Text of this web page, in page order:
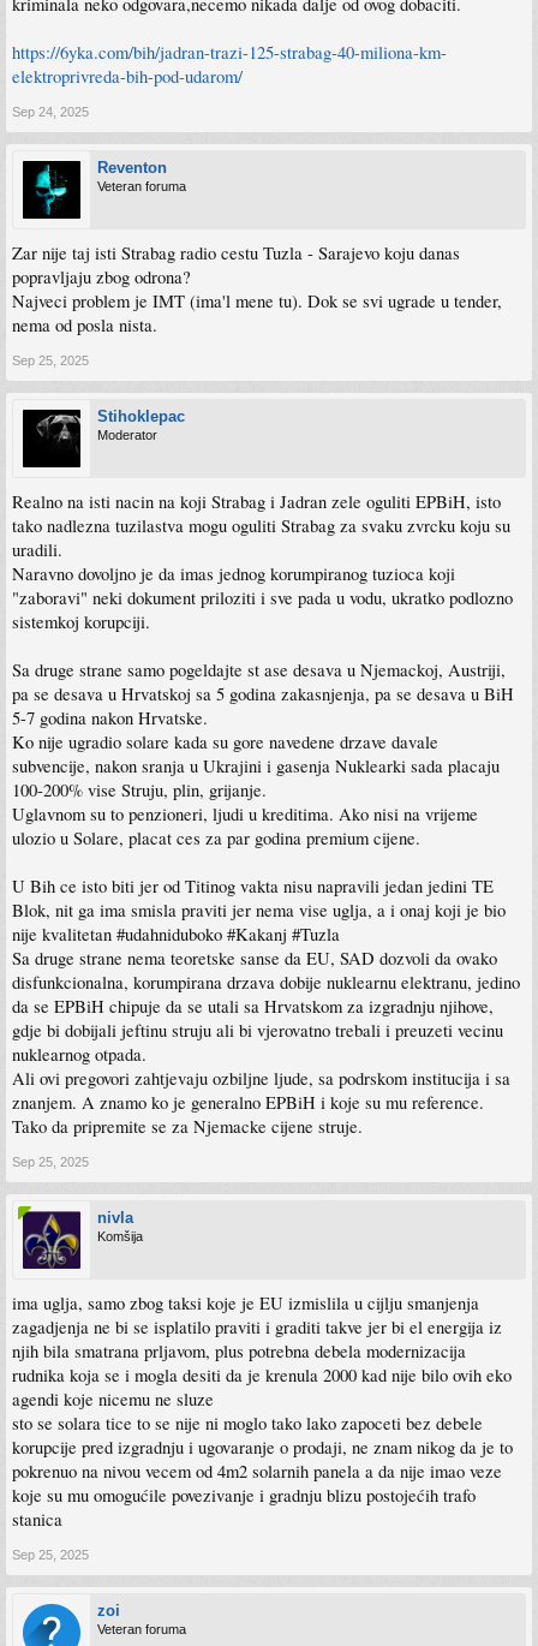
https://6yka.com/bih/jadran-trazi-125-strabag-40-miliona-km-
elektroprivreda-bih-pod-udarom/
Sep 24, 2025
Reventon
Veteran foruma
Zar nije taj isti Strabag radio cestu Tuzla - Sarajevo koju danas
popravljaju zbog odrona?
Najveci problem je IMT (ima'l mene tu). Dok se svi ugrade u tender,
nema od posla nista.
Sep 25, 2025
Stihoklepac
Moderator
Realno na isti nacin na koji Strabag i Jadran zele oguliti EPBiH, isto
tako nadlezna tuzilastva mogu oguliti Strabag za svaku zvrcku koju su
uradili.
Naravno dovoljno je da imas jednog korumpiranog tuzioca koji
"zaboravi" neki dokument priloziti i sve pada u vodu, ukratko podlozno
sistemkoj korupciji.
Sa druge strane samo pogeldajte st ase desava u Njemackoj, Austriji,
pa se desava u Hrvatskoj sa 5 godina zakasnjenja, pa se desava u BiH
5-7 godina nakon Hrvatske.
Ko nije ugradio solare kada su gore navedene drzave davale
subvencije, nakon sranja u Ukrajini i gasenja Nuklearki sada placaju
100-200% vise Struju, plin, grijanje.
Uglavnom su to penzioneri, ljudi u kreditima. Ako nisi na vrijeme
ulozio u Solare, placat ces za par godina premium cijene.
U Bih ce isto biti jer od Titinog vakta nisu napravili jedan jedini TE
Blok, nit ga ima smisla praviti jer nema vise uglja, a i onaj koji je bio
nije kvalitetan #udahniduboko #Kakanj #Tuzla
Sa druge strane nema teoretske sanse da EU, SAD dozvoli da ovako
disfunkcionalna, korumpirana drzava dobije nuklearnu elektranu, jedino
da se EPBiH chipuje da se utali sa Hrvatskom za izgradnju njihove,
gdje bi dobijali jeftinu struju ali bi vjerovatno trebali i preuzeti vecinu
nuklearnog otpada.
Ali ovi pregovori zahtjevaju ozbiljne ljude, sa podrskom institucija i sa
znanjem. A znamo ko je generalno EPBiH i koje su mu reference.
Tako da pripremite se za Njemacke cijene struje.
Sep 25, 2025
nivla
Komšija
ima uglja, samo zbog taksi koje je EU izmislila u cijlju smanjenja
zagadjenja ne bi se isplatilo praviti i graditi takve jer bi el energija iz
njih bila smatrana prljavom, plus potrebna debela modernizacija
rudnika koja se i mogla desiti da je krenula 2000 kad nije bilo ovih eko
agendi koje nicemu ne sluze
sto se solara tice to se nije ni moglo tako lako zapoceti bez debele
korupcije pred izgradnju i ugovaranje o prodaji, ne znam nikog da je to
pokrenuo na nivou vecem od 4m2 solarnih panela a da nije imao veze
koje su mu omogućile povezivanje i gradnju blizu postojećih trafo
stanica
Sep 25, 2025
zoi
Veteran foruma